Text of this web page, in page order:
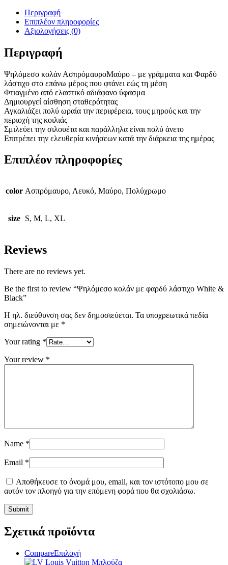
Περιγραφή
Επιπλέον πληροφορίες
Αξιολογήσεις (0)
Περιγραφή
Ψηλόμεσο κολάν ΑσπρόμαυροΜαύρο – με γράμματα και Φαρδύ
λάστιχο στο επάνω μέρος που φτάνει εώς τη μέση
Φτιαγμένο από ελαστικό αδιάφανο ύφασμα
Δημιουργεί αίσθηση σταθερότητας
Αγκαλιάζει πολύ ωραία την περιφέρεια, τους μηρούς και την
περιοχή της κοιλιάς
Σμιλεύει την σιλουέτα και παράλληλα είναι πολύ άνετο
Επιτρέπει την ελευθερία κινήσεων κατά την διάρκεια της ημέρας
Επιπλέον πληροφορίες
color Ασπρόμαυρο, Λευκό, Μαύρο, Πολύχρωμο
size S, M, L, XL
Reviews
There are no reviews yet.
Be the first to review “Ψηλόμεσο κολάν με φαρδύ λάστιχο White &
Black”
Η ηλ. διεύθυνση σας δεν δημοσιεύεται. Τα υποχρεωτικά πεδία
σημειώνονται με *
Your rating *
Your review *
Name *
Email *
Αποθήκευσε το όνομά μου, email, και τον ιστότοπο μου σε
αυτόν τον πλοηγό για την επόμενη φορά που θα σχολιάσω.
Σχετικά προϊόντα
CompareΕπιλογήΑυτό
το